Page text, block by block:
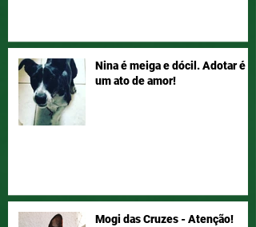
Nina é meiga e dócil. Adotar é
um ato de amor!
Mogi das Cruzes - Atenção!